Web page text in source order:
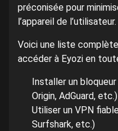
préconisée pour
l’appareil de l’utilisateur.
Voici une liste
accéder à Eyozi en
Installer un
Origin, AdGuard, etc.)
Utiliser un VPN
Surfshark, etc.)